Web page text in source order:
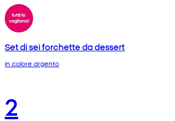
Set di sei forchette da dessert
in colore argento
2